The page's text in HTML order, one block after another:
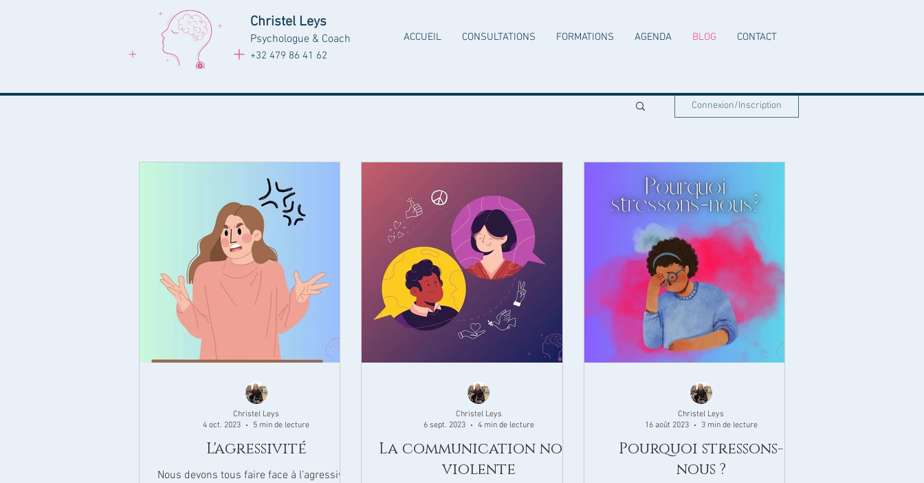
ACCUEIL CONSULTATIONS FORMATIONS AGENDA BLOG CONTACT
Christel Leys
Psychologue & Coach
+32 479 86 41 62
Connexion/Inscription
L'agressivité
Nous devons tous faire face à l’agressivité
Christel Leys
4 oct. 2023
5 min de lecture
La communication non-
violente
Christel Leys
6 sept. 2023
4 min de lecture
Pourquoi stressons-
nous ?
Christel Leys
16 août 2023
3 min de lecture